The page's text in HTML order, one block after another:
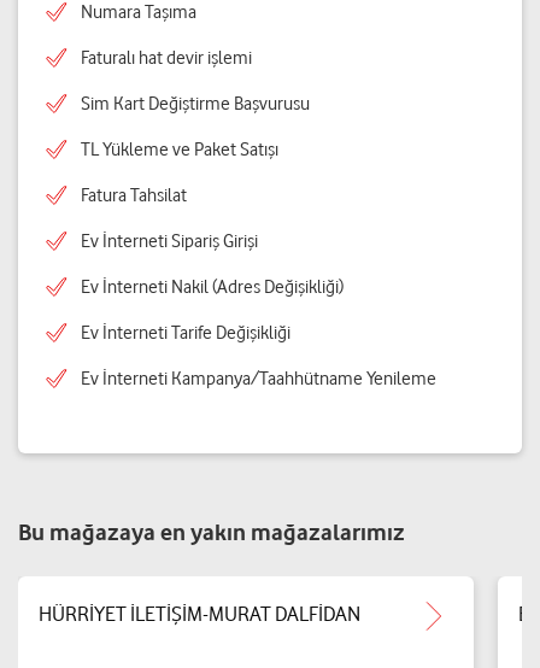
Numara Taşıma
Faturalı hat devir işlemi
Sim Kart Değiştirme Başvurusu
TL Yükleme ve Paket Satışı
Fatura Tahsilat
Ev İnterneti Sipariş Girişi
Ev İnterneti Nakil (Adres Değişikliği)
Ev İnterneti Tarife Değişikliği
Ev İnterneti Kampanya/Taahhütname Yenileme
Bu mağazaya en yakın mağazalarımız
HÜRRİYET İLETİŞİM-MURAT DALFİDAN